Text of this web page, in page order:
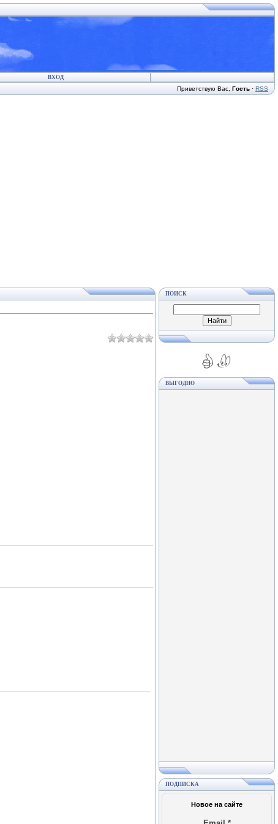
ВХОД
Приветствую Вас Гость · RSS
ПОИСК
ВЫГОДНО
ПОДПИСКА
Новое на сайте